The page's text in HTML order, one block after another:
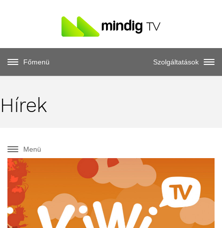
Főmenü Szolgáltatások
Hírek
Menü